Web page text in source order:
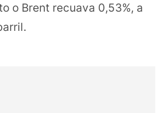
o Brent recuava 0,53%, a